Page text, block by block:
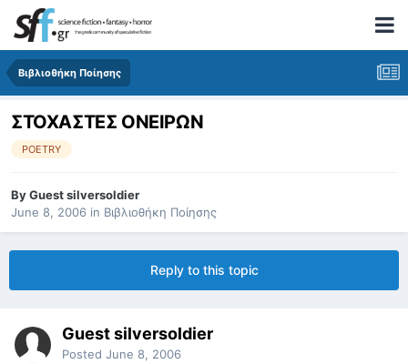
Βιβλιοθήκη Ποίησης
ΣΤΟΧΑΣΤΕΣ ΟΝΕΙΡΩΝ
POETRY
ByGuest silversoldier
June 8, 2006 in Βιβλιοθήκη Ποίησης
Reply to this topic
Guest silversoldier
Posted June 8, 2006